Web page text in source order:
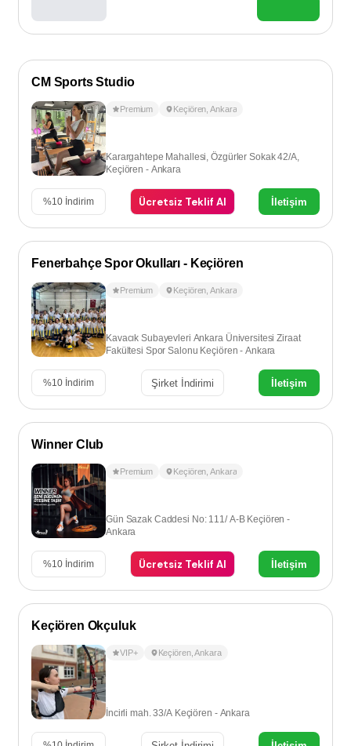
CM Sports Studio
Premium Keçiören ,Ankara
Karargahtepe Mahallesi, Özgürler Sokak 42/A,
Keçiören - Ankara
%10 İndirim Ücretsiz Teklif Al İletişim
Fenerbahçe Spor Okulları - Keçiören
Premium Keçiören ,Ankara
Kavacık Subayevleri Ankara Üniversitesi Ziraat
Fakültesi Spor Salonu Keçiören - Ankara
%10 İndirim Şirket İndirimi İletişim
Winner Club
Premium Keçiören ,Ankara
Gün Sazak Caddesi No: 111/ A-B Keçiören -
Ankara
%10 İndirim Ücretsiz Teklif Al İletişim
Keçiören Okçuluk
VIP+ Keçiören,Ankara
İncirli mah. 33/A Keçiören - Ankara